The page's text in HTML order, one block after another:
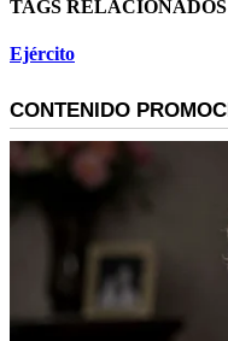
TAGS RELACIONADOS
Ejército